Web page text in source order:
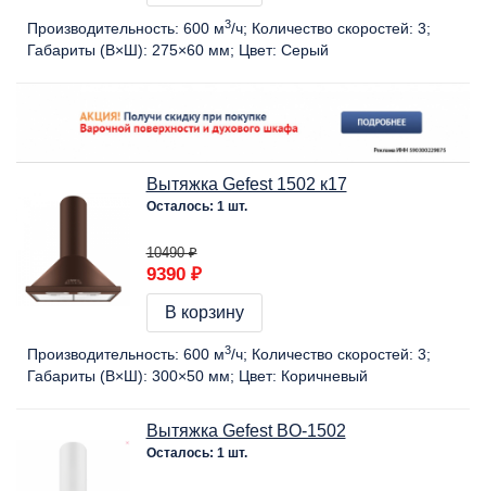
Производительность: 600 м3/ч Количество скоростей: 3
Габариты (В×Ш): 275×60 мм Цвет: Серый
Вытяжка Gefest 1502 к17
Осталось: 1 шт.
10490 ₽
9390 ₽
В корзину
Производительность: 600 м3/ч Количество скоростей: 3
Габариты (В×Ш): 300×50 мм Цвет: Коричневый
Вытяжка Gefest BO-1502
Осталось: 1 шт.